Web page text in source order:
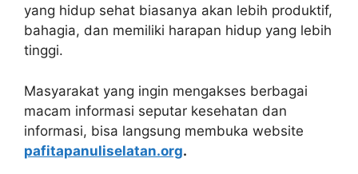
yang hidup sehat biasanya akan lebih produktif,
bahagia, dan memiliki harapan hidup yang lebih
tinggi.
Masyarakat yang ingin mengakses berbagai
macam informasi seputar kesehatan dan
informasi, bisa langsung membuka website
pafitapanuliselatan.org.